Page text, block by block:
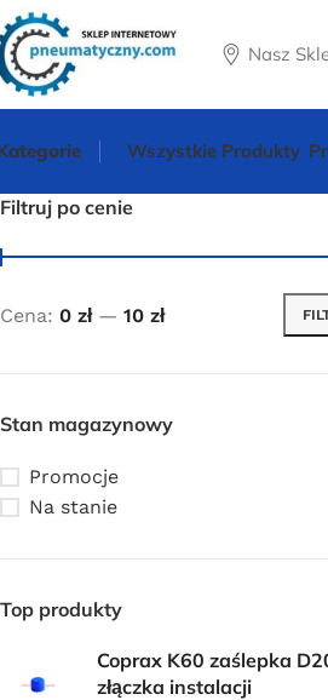
Nasz
Wszystkie Produkty
Filtruj po cenie
Cena: 0 zł— 10 zł
Stan magazynowy
Promocje
Na stanie
Top produkty
Coprax K60 zaślepka
złączka instalacji